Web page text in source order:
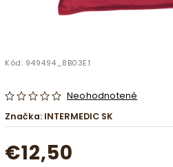
Kód: 949494_8B03E1
Neohodnotené
Značka: INTERMEDIC SK
€12,50